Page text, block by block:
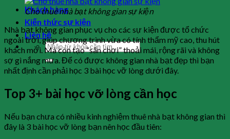
Khách hàng
Kiến thức sự kiện
Liên hệ
Cho thuê nhà bạt không gian sự kiện
Nhà bạt không gian phục vụ cho các sự kiện được tổ chức
ngoài trời, giúp chương trình vừa có tính thẩm mỹ cao, thu hút
khách mời. Mà còn tạo “sân chơi” thoải mái, rộng rãi và không
sợ gì nắng mưa. Để có được không gian nhà bạt đẹp thì bạn
nhất định cần phải học 3 bài học vỡ lòng dưới đây.
Top 3+ bài học vỡ lòng cần học
Nếu bạn chưa có nhiều kinh nghiệm thuê nhà bạt không gian thì
đây là 3 bài học vỡ lòng bạn nên học đầu tiên: